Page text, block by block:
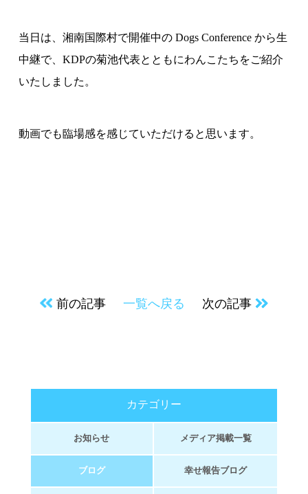
当日は、湘南国際村で開催中の Dogs Conference から生
中継で、KDPの菊池代表とともにわんこたちをご紹介
いたしました。
動画でも臨場感を感じていただけると思います。
前の記事 一覧へ戻る 次の記事
カテゴリー
お知らせ メディア掲載一覧
ブログ 幸せ報告ブログ